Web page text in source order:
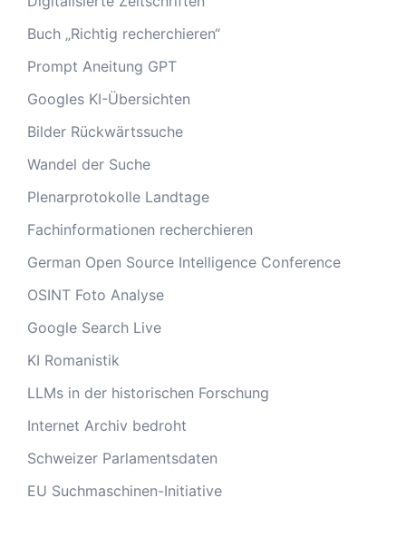
Buch „Richtig recherchieren“
Prompt Aneitung GPT
Googles KI-Übersichten
Bilder Rückwärtssuche
Wandel der Suche
Plenarprotokolle Landtage
Fachinformationen recherchieren
German Open Source Intelligence Conference
OSINT Foto Analyse
Google Search Live
KI Romanistik
LLMs in der historischen Forschung
Internet Archiv bedroht
Schweizer Parlamentsdaten
EU Suchmaschinen-Initiative